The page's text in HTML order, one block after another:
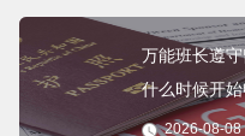
万能班长遵
什么时候开
2026-08-08